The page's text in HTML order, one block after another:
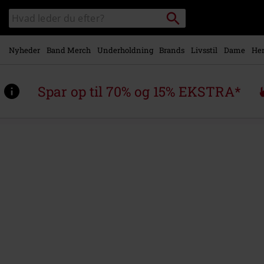
Gå til
hovedindhold
Søg
sortiment
Søg
Nyheder Band Merch Underholdning Brands Livsstil Dame
Spar op til 70% og 15% EKSTRA*